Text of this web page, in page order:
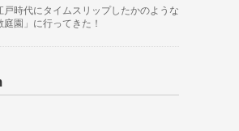
戸時代にタイムスリップしたかのような
庭園」に行ってきた！